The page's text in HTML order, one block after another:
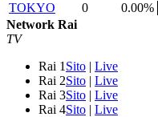
TOKYO
0
0.00%
Network Rai
TV
Rai 1 Sito | Live
Rai 2Sito | Live
Rai 3Sito | Live
Rai 4Sito | Live